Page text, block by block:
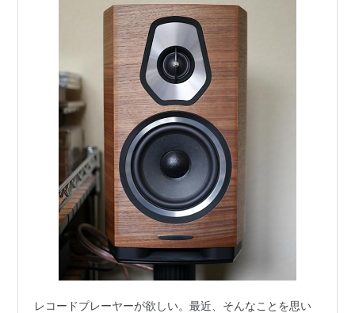
三宅隆文 drums
青木昭信 bass
井出竜二 guitar
ALBUM
RONDORINA
アーティスト:rega
出版社/メーカー:インディーズ・メー
カー
発売日:2008/07/02
メディア:CD
クリック: 190回
この商品を含むブログ (19件) を見る
レコードプレーヤーが欲しい。最近、そんなことを思い